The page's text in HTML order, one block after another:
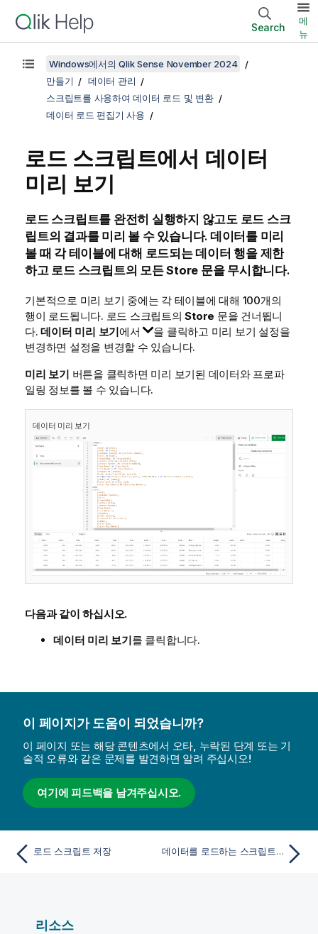
Search
메
뉴
Windows에서의 Qlik Sense November 2024
만들기
데이터 관리
스크립트를 사용하여 데이터 로드 및 변환
데이터 로드 편집기 사용
로드 스크립트에서 데이터
미리 보기
로드 스크립트를 완전히 실행하지 않고도 로드 스크
립트의 결과를 미리 볼 수 있습니다. 데이터를 미리
볼 때 각 테이블에 대해 로드되는 데이터 행을 제한
하고 로드 스크립트의 모든Store 문을 무시합니다.
기본적으로 미리 보기 중에는 각 테이블에 대해 100개의
행이 로드됩니다. 로드 스크립트의Store 문을 건너뜁니
다.데이터 미리 보기에서
을 클릭하고 미리 보기 설정을
변경하면 설정을 변경할 수 있습니다.
미리 보기 버튼을 클릭하면 미리 보기된 데이터와 프로파
일링 정보를 볼 수 있습니다.
데이터 미리 보기
다음과 같이 하십시오.
데이터 미리 보기를 클릭합니다.
이 페이지가 도움이 되었습니까?
이 페이지 또는 해당 콘텐츠에서 오타, 누락된 단계 또는 기
술적 오류와 같은 문제를 발견하면 알려 주십시오!
여기에 피드백을 남겨주십시오.
로드 스크립트 저장 데이터를 로드하는 스크립트 실행
리소스